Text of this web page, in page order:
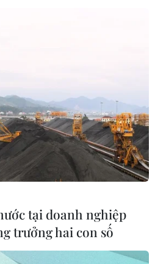
tại doanh nghiệp
trưởng hai con số